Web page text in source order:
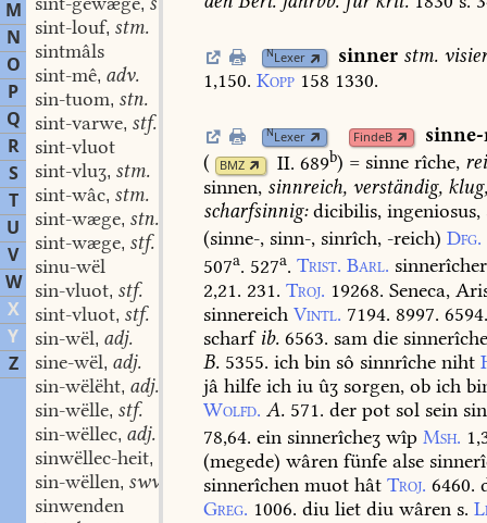
M
N
O
P
Q
R
S
T
U
V
W
X
Y
Z
,
sint-louf, stm.
sintmâls
sint-mê, adv.
sin-tuom, stn.
sint-varwe, stf.
sint-vluot
sint-vluʒ, stm.
sint-wâc, stm.
sint-wæge, stn.
sint-wæge, stf.
sinu-wël
sin-vluot, stf.
sint-vluot, stf.
sin-wël, adj.
sine-wël, adj.
sin-wëlëht, adj.
sin-wëlle, stf.
sin-wëllec, adj.
sinwëllec-heit,
sin-wëllen, swv.
sinwenden
NLexer sinner stm.
1,150. Kopp 158 1330.
NLexer FindeB
(
BMZ II. 689b) = sinne rîche,
sinnen, sinnreich, verständig,
scharfsinnig:dicibilis, ingeniosus,
(sinne-, sinn-, sinrîch, -reich) Dfg.
507a. 527a. Trist. Barl. sinnerîcher
2,21. 231. Troj. 19268. Seneca,
sinnereich Vintl. 7194. 8997.
scharf ib. 6563. sam die
B. 5355. ich bin sô sinnrîche niht
jâ hilfe ich iu ûʒ sorgen, ob ich
Wolfd. A. 571. der pot sol sein
78,64. ein sinnerîcheʒ wîp Msh.
(megede) wâren fünfe alse
sinnerîchen muot hât Troj. 6460.
Greg. 1006. diu liet diu wâren s.